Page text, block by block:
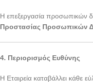
Η επεξεργασία προσωπικών
Προστασίας Προσωπικών
4. Περιορισμός Ευθύνης
Η Εταιρεία καταβάλλει κάθε